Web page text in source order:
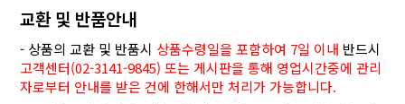
교환 및 반품안내
- 상품의 교환 및 반품시 상품수령일을 포함하여 7일 이내 반드시
고객센터(02-3141-9845) 또는 게시판을 통해 영업시간중에 관리
자로부터 안내를 받은 건에 한해서만 처리가 가능합니다.